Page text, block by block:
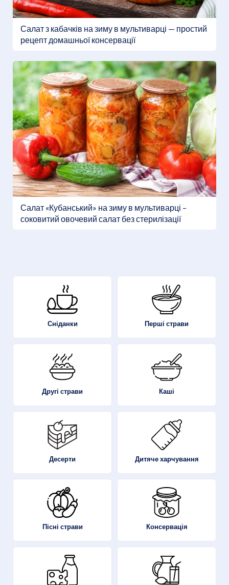
Салат з кабачків на зиму в мультиварці — простий
рецепт домашньої консервації
Салат «Кубанський» на зиму в мультиварці –
соковитий овочевий салат без стерилізації
Сніданки Перші страви
Другі страви Каші
Десерти Дитяче харчування
Пісні страви Консервація